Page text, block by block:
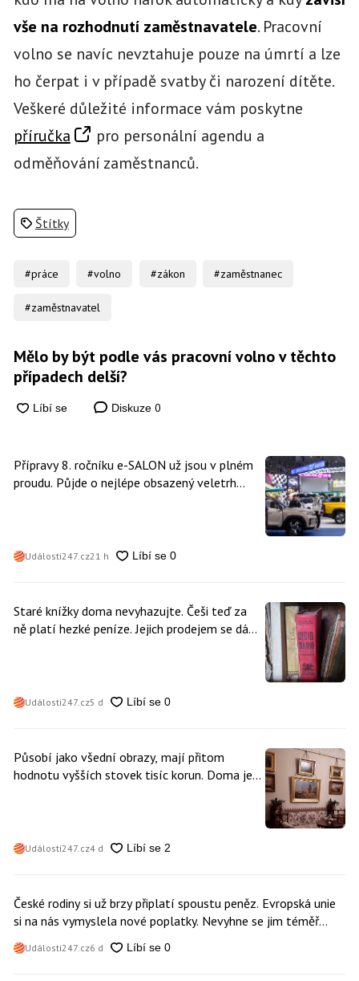
vše na rozhodnutí zaměstnavatele. Pracovní
volno se navíc nevztahuje pouze na úmrtí a lze
ho čerpat i v případě svatby či narození dítěte.
Veškeré důležité informace vám poskytne
příručka
pro personální agendu a
odměňování zaměstnanců.
Štítky
#práce #volno #zákon #zaměstnanec
#zaměstnavatel
Mělo by být podle vás pracovní volno v těchto
případech delší?
Diskuze 0
Přípravy 8. ročníku e-SALON už jsou v plném
proudu. Půjde o nejlépe obsazený veletrh
Události247.cz21 h
Staré knížky doma nevyhazujte. Češi teď za
ně platí hezké peníze. Jejich prodejem se dá
Události247.cz5 d
Působí jako všední obrazy, mají přitom
hodnotu vyšších stovek tisíc korun. Doma je
Události247.cz4 d
České rodiny si už brzy připlatí spoustu peněz. Evropská unie
si na nás vymyslela nové poplatky. Nevyhne se jim téměř
Události247.cz6 d